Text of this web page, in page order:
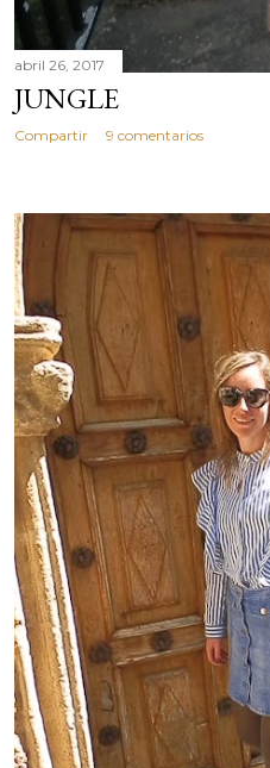
abril 26, 2017
JUNGLE
Compartir 9 comentarios